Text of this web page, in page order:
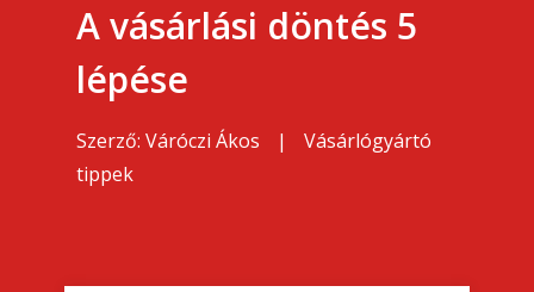
A vásárlási döntés 5
lépése
Szerző: Váróczi Ákos |
Vásárlógyártó
tippek